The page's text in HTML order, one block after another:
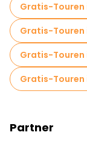
Gratis-Touren
Gratis-Touren
Gratis-Touren
Gratis-Touren
Partner